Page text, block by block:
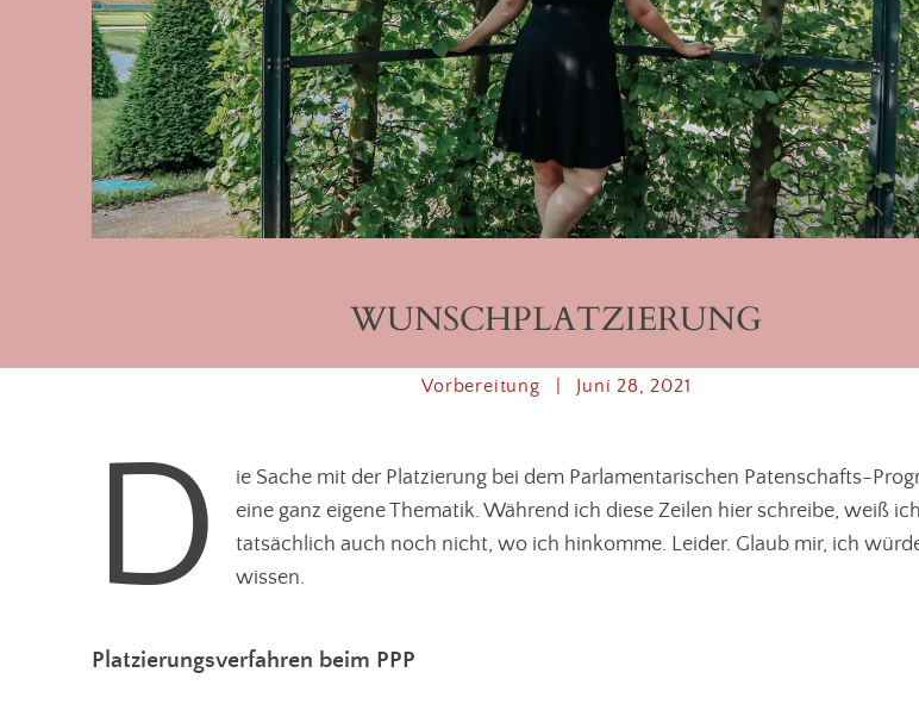
WUNSCHPLATZIERUNG
Vorbereitung Juni 28, 2021
D
ie Sache mit der Platzierung bei dem Parlamentarischen Patenschafts-
eine ganz eigene Thematik. Während ich diese Zeilen hier schreibe, weiß ich
tatsächlich auch noch nicht, wo ich hinkomme. Leider. Glaub mir, ich
wissen.
Platzierungsverfahren beim PPP